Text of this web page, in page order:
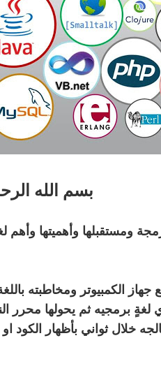
بسم الله
ومستقبلها وأهميتها
لغةٍ برمجيه ثم يحولها محرر
خلال ثواني بأظهار الكود